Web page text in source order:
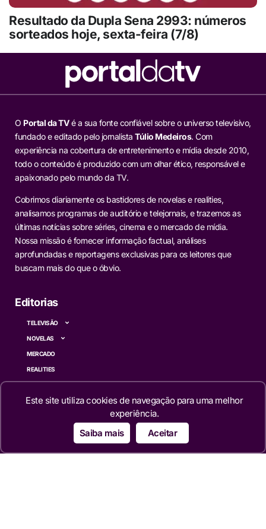
Resultado da Dupla Sena 2993: números
sorteados hoje, sexta-feira (7/8)
O Portal da TVé a sua fonte confiável sobre o universo televisivo,
fundado e editado pelo jornalista Túlio Medeiros. Com
experiência na cobertura de entretenimento e mídia desde 2010,
todo o conteúdo é produzido com um olhar ético, responsável e
apaixonado pelo mundo da TV.
Cobrimos diariamente os bastidores de novelas e realities,
analisamos programas de auditório e telejornais, e trazemos as
últimas notícias sobre séries, cinema e o mercado de mídia.
Nossa missão é fornecer informação factual, análises
aprofundadas e reportagens exclusivas para os leitores que
buscam mais do que o óbvio.
Editorias
TELEVISÃO
NOVELAS
MERCADO
REALITIES
FAMOSOS
CINEMA
Este site utiliza cookies de navegação para uma melhor
experiência.
Saiba mais
Aceitar